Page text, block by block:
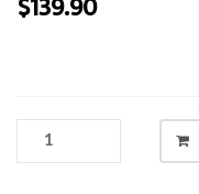
CUENTAS
CANTIDAD